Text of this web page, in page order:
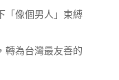
「像個男人」束縛
轉為台灣最友善的